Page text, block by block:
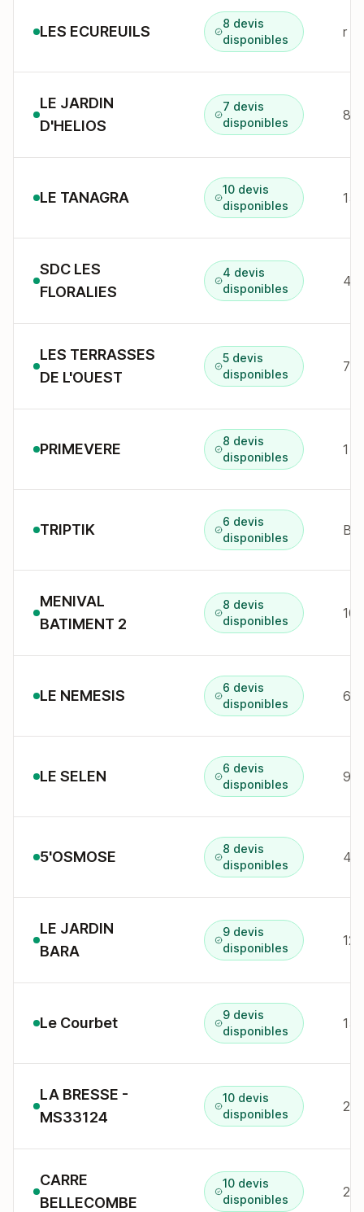
LES ECUREUILS
8 devis
disponibles
r
LE JARDIN
D'HELIOS
7 devis
disponibles
8 r
LE TANAGRA
10 devis
disponibles
15
SDC LES
FLORALIES
4 devis
disponibles
4
LES TERRASSES
DE L'OUEST
5 devis
disponibles
7T
PRIMEVERE
8 devis
disponibles
1 r
TRIPTIK
6 devis
disponibles
MENIVAL
BATIMENT 2
8 devis
disponibles
10
LE NEMESIS
6 devis
disponibles
LE SELEN
6 devis
disponibles
5'OSMOSE
8 devis
disponibles
LE JARDIN
BARA
9 devis
disponibles
12
Le Courbet
9 devis
disponibles
LA BRESSE -
MS33124
10 devis
disponibles
28
CARRE
BELLECOMBE
10 devis
disponibles
26